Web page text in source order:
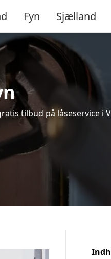
Fyn Sjælland
tilbud på låseservice i